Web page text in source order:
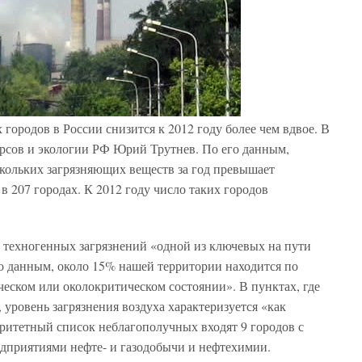
в России снизится к 2012 году более чем вдвое. В
и экологии РФ Юрий Трутнев. По его данным,
загрязняющих веществ за год превышает
городах. К 2012 году число таких городов
загрязнений «одной из ключевых на пути
данным, около 15% нашей территории находится по
или околокритическом состоянии». В пунктах, где
загрязнения воздуха характеризуется «как
список неблагополучных входят 9 городов с
нефте- и газодобычи и нефтехимии.